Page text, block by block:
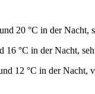
20 °C in der Nacht,
16 °C in der Nacht,
12 °C in der Nacht,